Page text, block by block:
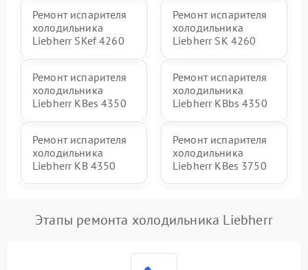
Ремонт испарителя
холодильника
Liebherr SKef 4260
Ремонт испарителя
холодильника
Liebherr SK 4260
Ремонт испарителя
холодильника
Liebherr KBes 4350
Ремонт испарителя
холодильника
Liebherr KBbs 4350
Ремонт испарителя
холодильника
Liebherr KB 4350
Ремонт испарителя
холодильника
Liebherr KBes 3750
Этапы ремонта холодильника Liebherr